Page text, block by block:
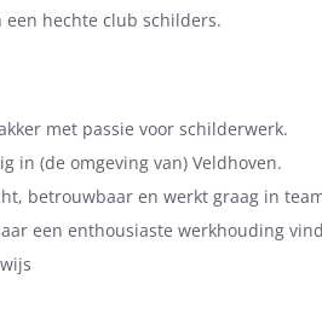
een hechte club schilders.
met passie voor schilderwerk.
in (de omgeving van) Veldhoven.
betrouwbaar en werkt graag in
een enthousiaste werkhouding